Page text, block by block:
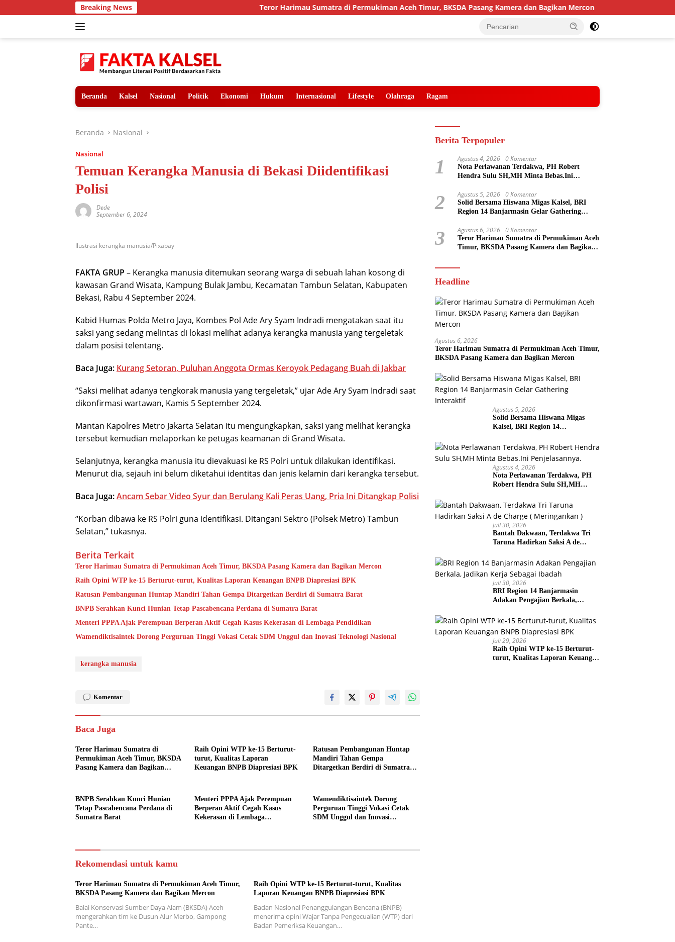
ke
Breaking News Teror Harimau Sumatra di Permukiman Aceh Timur, BKSDA Pasang Kamera dan Bagikan Mercon
Beranda Kalsel Nasional Politik Ekonomi Hukum Internasional Lifestyle Olahraga Ragam
Beranda Nasional
Nasional
Temuan Kerangka Manusia di Bekasi Diidentifikasi
Polisi
Dede
September 6, 2024
Ilustrasi kerangka manusia/Pixabay
FAKTA GRUP – Kerangka manusia ditemukan seorang warga di sebuah lahan kosong di
kawasan Grand Wisata, Kampung Bulak Jambu, Kecamatan Tambun Selatan, Kabupaten
Bekasi, Rabu 4 September 2024.
Kabid Humas Polda Metro Jaya, Kombes Pol Ade Ary Syam Indradi mengatakan saat itu
saksi yang sedang melintas di lokasi melihat adanya kerangka manusia yang tergeletak
dalam posisi telentang.
Baca Juga: Kurang Setoran, Puluhan Anggota Ormas Keroyok Pedagang Buah di Jakbar
“Saksi melihat adanya tengkorak manusia yang tergeletak,” ujar Ade Ary Syam Indradi saat
dikonfirmasi wartawan, Kamis 5 September 2024.
Mantan Kapolres Metro Jakarta Selatan itu mengungkapkan, saksi yang melihat kerangka
tersebut kemudian melaporkan ke petugas keamanan di Grand Wisata.
Selanjutnya, kerangka manusia itu dievakuasi ke RS Polri untuk dilakukan identifikasi.
Menurut dia, sejauh ini belum diketahui identitas dan jenis kelamin dari kerangka tersebut.
Baca Juga:Ancam Sebar Video Syur dan Berulang Kali Peras Uang, Pria Ini Ditangkap Polisi
“Korban dibawa ke RS Polri guna identifikasi. Ditangani Sektro (Polsek Metro) Tambun
Selatan,” tukasnya.
Berita Terkait
Teror Harimau Sumatra di Permukiman Aceh Timur, BKSDA Pasang Kamera dan Bagikan Mercon
Raih Opini WTP ke-15 Berturut-turut, Kualitas Laporan Keuangan BNPB Diapresiasi BPK
Ratusan Pembangunan Huntap Mandiri Tahan Gempa Ditargetkan Berdiri di Sumatra Barat
BNPB Serahkan Kunci Hunian Tetap Pascabencana Perdana di Sumatra Barat
Menteri PPPA Ajak Perempuan Berperan Aktif Cegah Kasus Kekerasan di Lembaga Pendidikan
Wamendiktisaintek Dorong Perguruan Tinggi Vokasi Cetak SDM Unggul dan Inovasi Teknologi Nasional
kerangka manusia
Komentar
Baca Juga
Teror Harimau Sumatra di
Permukiman Aceh Timur, BKSDA
Pasang Kamera dan Bagikan
Raih Opini WTP ke-15 Berturut-
turut, Kualitas Laporan
Keuangan BNPB Diapresiasi BPK
Ratusan Pembangunan Huntap
Mandiri Tahan Gempa
Ditargetkan Berdiri di Sumatra
BNPB Serahkan Kunci Hunian
Tetap Pascabencana Perdana di
Sumatra Barat
Menteri PPPA Ajak Perempuan
Berperan Aktif Cegah Kasus
Kekerasan di Lembaga
Wamendiktisaintek Dorong
Perguruan Tinggi Vokasi Cetak
SDM Unggul dan Inovasi
Rekomendasi untuk kamu
Teror Harimau Sumatra di Permukiman Aceh Timur,
BKSDA Pasang Kamera dan Bagikan Mercon
Balai Konservasi Sumber Daya Alam (BKSDA) Aceh
mengerahkan tim ke Dusun Alur Merbo, Gampong
Pante…
Raih Opini WTP ke-15 Berturut-turut, Kualitas
Laporan Keuangan BNPB Diapresiasi BPK
Badan Nasional Penanggulangan Bencana (BNPB)
menerima opini Wajar Tanpa Pengecualian (WTP) dari
Badan Pemeriksa Keuangan…
Berita Terpopuler
1 Agustus 4, 2026 0 Komentar
Nota Perlawanan Terdakwa, PH Robert
Hendra Sulu SH,MH Minta Bebas.Ini
2 Agustus 5, 2026 0 Komentar
Solid Bersama Hiswana Migas Kalsel, BRI
Region 14 Banjarmasin Gelar Gathering
3 Agustus 6, 2026 0 Komentar
Teror Harimau Sumatra di Permukiman Aceh
Timur, BKSDA Pasang Kamera dan Bagikan
Headline
Agustus 6, 2026
Teror Harimau Sumatra di Permukiman Aceh Timur,
BKSDA Pasang Kamera dan Bagikan Mercon
Agustus 5, 2026
Solid Bersama Hiswana Migas
Kalsel, BRI Region 14
Interaktif
Agustus 4, 2026
Nota Perlawanan Terdakwa, PH
Robert Hendra Sulu SH,MH
Juli 30, 2026
Bantah Dakwaan, Terdakwa Tri
Taruna Hadirkan Saksi A de
Juli 30, 2026
BRI Region 14 Banjarmasin
Adakan Pengajian Berkala,
Juli 29, 2026
Raih Opini WTP ke-15 Berturut-
turut, Kualitas Laporan Keuangan